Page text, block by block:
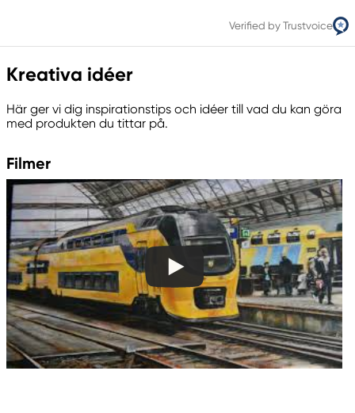
Verified by Trustvoice
Kreativa idéer
Här ger vi dig inspirationstips och idéer till vad du kan göra
med produkten du tittar på.
Filmer